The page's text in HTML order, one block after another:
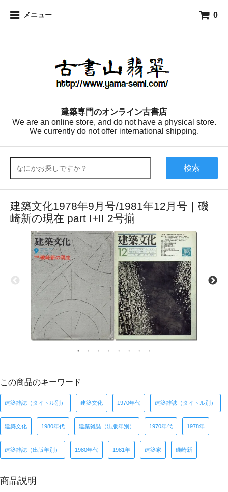
メニュー 0
建築専門のオンライン古書店
We are an online store, and do not have a physical store.
We currently do not offer international shipping.
検索
建築文化1978年9月号/1981年12月号｜磯
崎新の現在 part I+II 2号揃
この商品のキーワード
建築雑誌（タイトル別） 建築文化 1970年代 建築雑誌（タイトル別）
建築文化 1980年代 建築雑誌（出版年別） 1970年代 1978年
建築雑誌（出版年別） 1980年代 1981年 建築家 磯崎新
商品説明